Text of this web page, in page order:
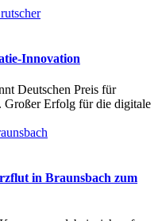
Innovation
Deutschen Preis für
Erfolg für die digitale
in Braunsbach zum